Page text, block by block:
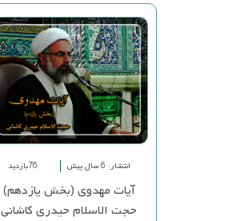
انتشار: 6 سال پیش 76بازدید
آیات مهدوی (بخش یازدهم)
حجت الاسلام حیدری کاشانی